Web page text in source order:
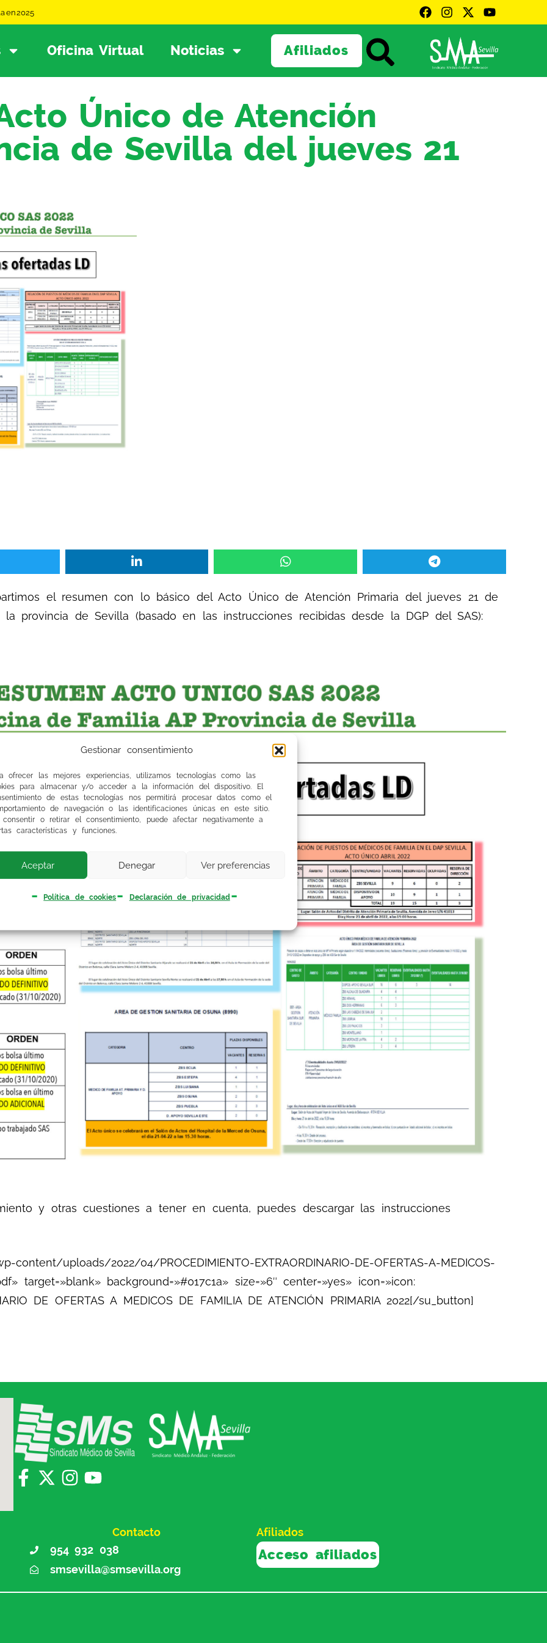
Gestionar consentimiento
ofrecer las mejores experiencias, utilizamos tecnologías como las
para almacenar y/o acceder a la información del dispositivo. El
de estas tecnologías nos permitirá procesar datos como el
de navegación o las identificaciones únicas en este sitio.
consentir o retirar el consentimiento, puede afectar negativamente a
características y funciones.
Aceptar Denegar Ver preferencias
Política de cookies Declaración de privacidad
en 2025
Oficina Virtual Noticias Afiliados
Único de Atención
de Sevilla del jueves 21
el resumen con lo básico del Acto Único de Atención Primaria del jueves 21 de
provincia de Sevilla (basado en las instrucciones recibidas desde la DGP del SAS):
y otras cuestiones a tener en cuenta, puedes descargar las instrucciones
uploads/2022/04/PROCEDIMIENTO-EXTRAORDINARIO-DE-OFERTAS-A-MEDICOS-
target=»blank» background=»#017c1a» size=»6″ center=»yes» icon=»icon:
DE OFERTAS A MEDICOS DE FAMILIA DE ATENCIÓN PRIMARIA 2022[/su_button]
Contacto
954 932 038
smsevilla@smsevilla.org
Afiliados
Acceso afiliados